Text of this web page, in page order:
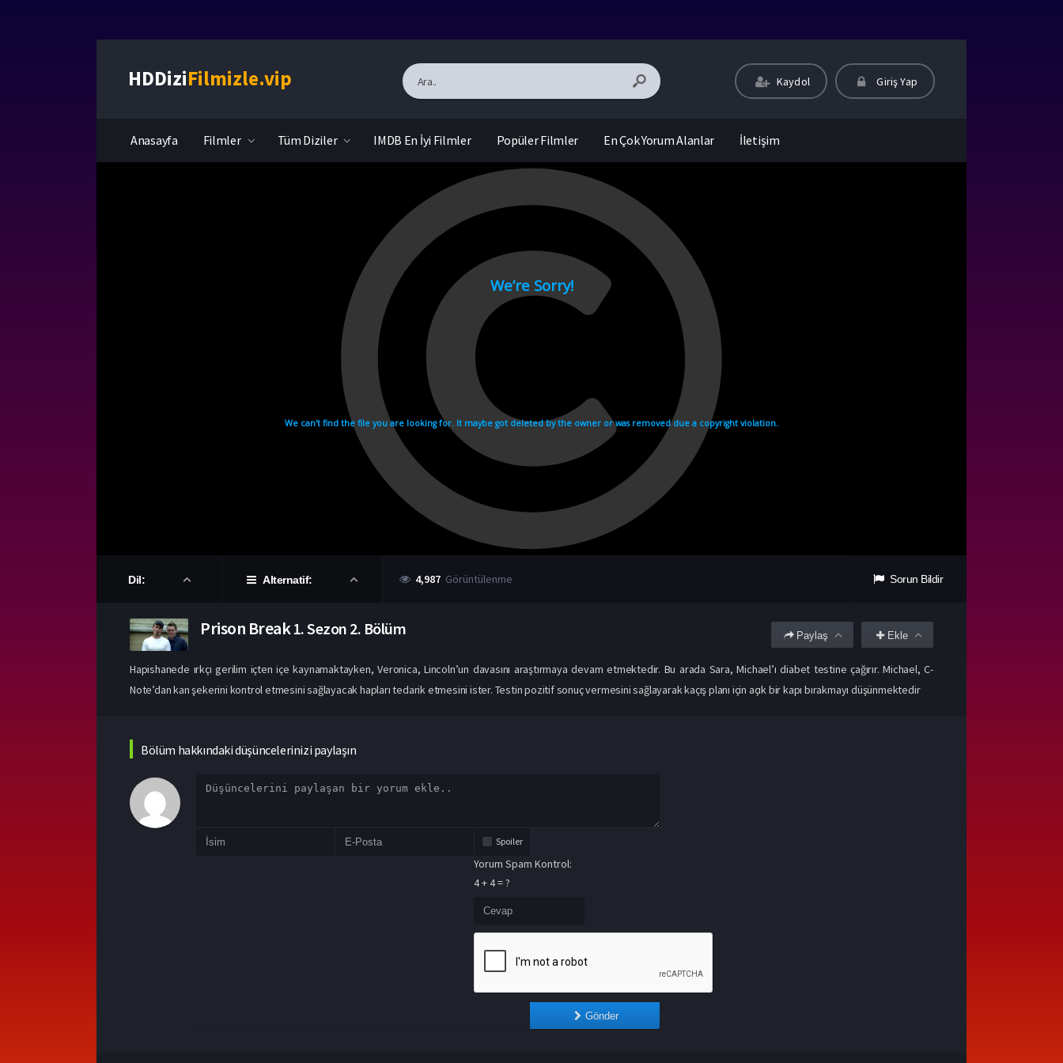
HDDiziFilmizle.vip Kaydol Giriş Yap
Anasayfa Filmler Tüm Diziler IMDB En İyi Filmler Popüler Filmler En Çok Yorum Alanlar İletişim
Dil: Alternatif: 4,987 Görüntülenme Sorun Bildir
Prison Break 1. Sezon 2. Bölüm Ekle
Paylaş
Hapishanede ırkçı gerilim içten içe kaynamaktayken, Veronica, Lincoln’un davasını araştırmaya devam etmektedir. Bu arada Sara, Michael’ı diabet testine çağırır. Michael, C-
Note’dan kan şekerini kontrol etmesini sağlayacak hapları tedarik etmesini ister. Testin pozitif sonuç vermesini sağlayarak kaçış planı için açık bir kapı bırakmayı düşünmektedir
Bölüm hakkındaki düşüncelerinizi paylaşın
Spoiler
Yorum Spam Kontrol:
4 + 4 = ?
Gönder